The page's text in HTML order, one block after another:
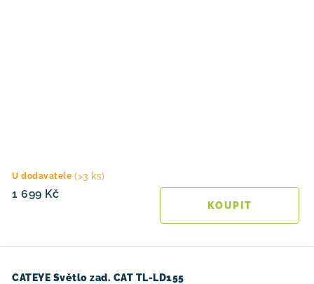
U dodavatele (>3 ks)
1 699 Kč
CATEYE Světlo zad. CAT TL-LD155